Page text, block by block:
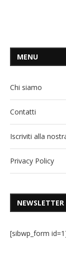
MENU
Chi siamo
Contatti
Iscriviti alla
Privacy Policy
NEWSLETTER
[sibwp_form